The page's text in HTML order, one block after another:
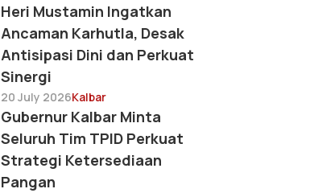
Heri Mustamin Ingatkan
Ancaman Karhutla, Desak
Antisipasi Dini dan Perkuat
Sinergi
20 July 2026Kalbar
Gubernur Kalbar Minta
Seluruh Tim TPID Perkuat
Strategi Ketersediaan
Pangan